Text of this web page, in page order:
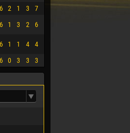
6 2 1 3 7
6 1 3 2 6
6 1 1 4 4
6 0 3 3 3